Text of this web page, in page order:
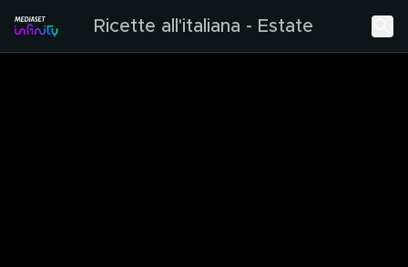
Ricette all'italiana - Estate